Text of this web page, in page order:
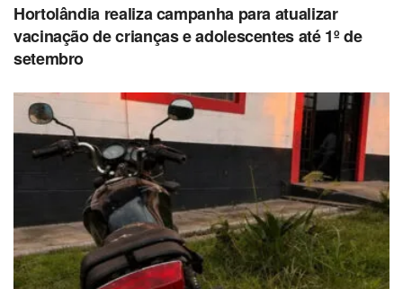
Hortolândia realiza campanha para atualizar
vacinação de crianças e adolescentes até 1º de
setembro